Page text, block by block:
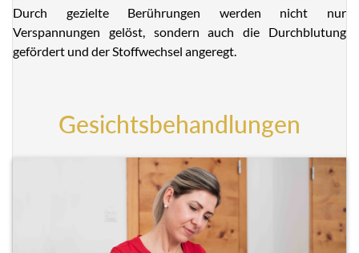
Durch gezielte Berührungen werden nicht nur
Verspannungen gelöst, sondern auch die Durchblutung
gefördert und der Stoffwechsel angeregt.
Gesichtsbehandlungen